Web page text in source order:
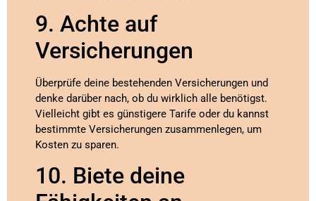
9. Achte auf
Versicherungen
Überprüfe deine bestehenden Versicherungen und
denke darüber nach, ob du wirklich alle benötigst.
Vielleicht gibt es günstigere Tarife oder du kannst
bestimmte Versicherungen zusammenlegen, um
Kosten zu sparen.
10. Biete deine